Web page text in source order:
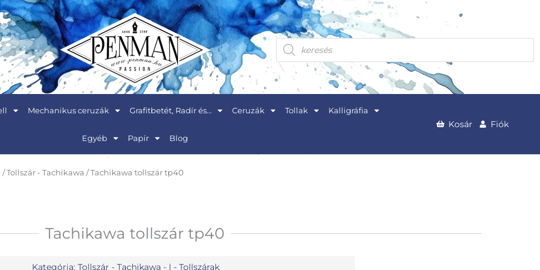
Products
search
Mechanikus ceruzák Grafitbetét, Radír és… Ceruzák Tollak Kalligráfia
Egyéb Papír Blog
Kosár Fiók
/Tollszár - Tachikawa / Tachikawa tollszár tp40
Tachikawa tollszár tp40
Kategória:Tollszár - Tachikawa - | -Tollszárak